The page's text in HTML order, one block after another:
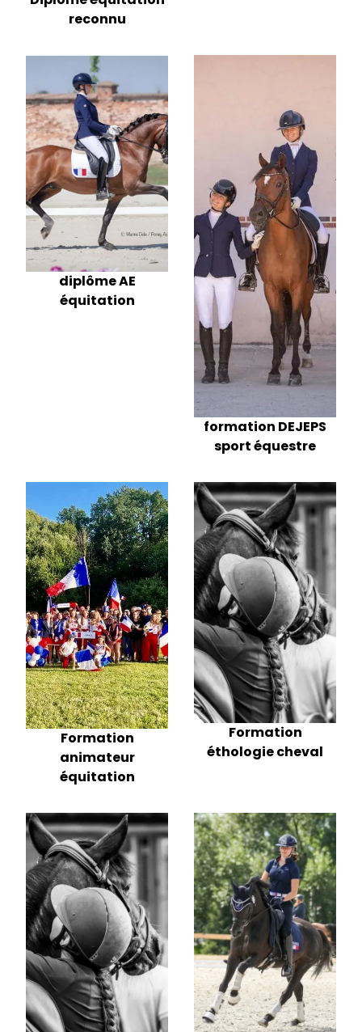
reconnu
diplôme AE
équitation
formation DEJEPS
sport équestre
Formation
animateur
équitation
Formation
éthologie cheval